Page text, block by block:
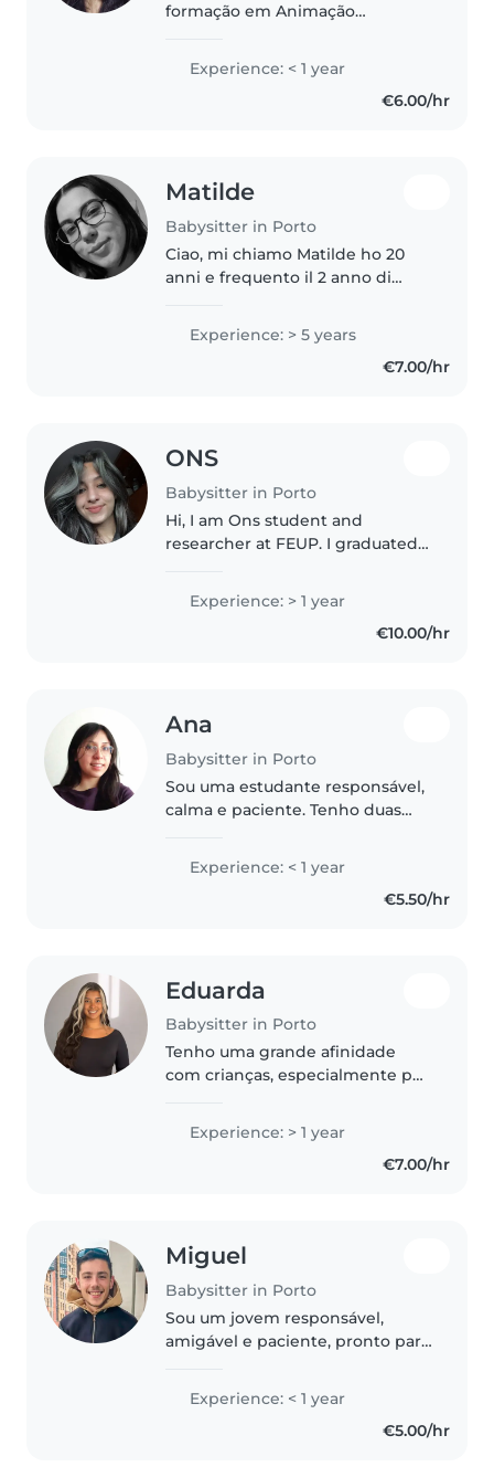
formação em Animação
experiência prévia em
babysitter, estagiei em dois
infantários com crianças dos 3 a
Experience: < 1 year
€6.00/hr
Matilde
Babysitter in Porto
Ciao, mi chiamo Matilde ho 20
anni e frequento il 2 anno di
con i bambini da 6 anni a questa
parte sia in colonie estive con la
parrocchia sia come animatrice..
Experience: > 5 years
€7.00/hr
ONS
Babysitter in Porto
Hi, I am Ons student and
researcher at FEUP. I graduated
in Tunisia and hold a master
degree, I speak fluent arabe,
Experience: > 1 year
€10.00/hr
Ana
Babysitter in Porto
Sou uma estudante responsável,
calma e paciente. Tenho duas
crianças. Posso preparar
refeições, ajudar com tarefas
Experience: < 1 year
€5.50/hr
Eduarda
Babysitter in Porto
Tenho uma grande afinidade
com crianças, especialmente por
infantil, onde desenvolvi
diariamente habilidades como
Experience: > 1 year
€7.00/hr
Miguel
Babysitter in Porto
Sou um jovem responsável,
amigável e paciente, pronto para
quanto você faz as suas
necessidades Tenho experiência
com crianças nas idades de 6 a
Experience: < 1 year
€5.00/hr